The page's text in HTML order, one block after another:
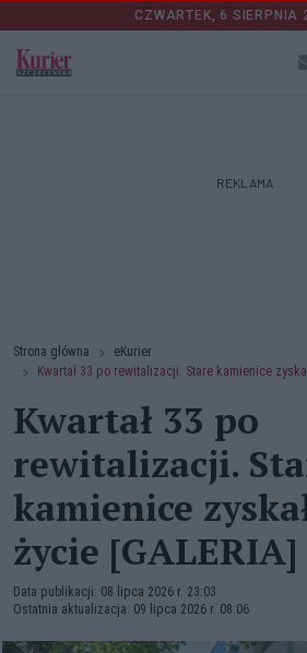
CZWARTEK, 6 SIERPNIA
REKLAMA
Strona główna
eKurier
Kwartał 33 po rewitalizacji. Stare kamienice
Kwartał 33 po
rewitalizacji.
kamienice
życie [GALERIA]
Data publikacji: 08 lipca 2026 r. 23:03
Ostatnia aktualizacja: 09 lipca 2026 r. 08:06